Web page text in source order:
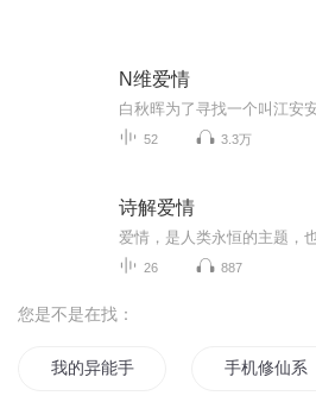
N维爱情
52 3.3万
诗解爱情
26 887
您是不是在找：
我的异能手机 手机修仙系统